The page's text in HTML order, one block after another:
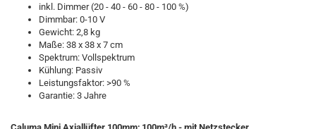
inkl. Dimmer (20 - 40 - 60 - 80 - 100 %)
Dimmbar: 0-10 V
Gewicht: 2,8 kg
Maße: 38 x 38 x 7 cm
Spektrum: Vollspektrum
Kühlung: Passiv
Leistungsfaktor: >90 %
Garantie: 3 Jahre